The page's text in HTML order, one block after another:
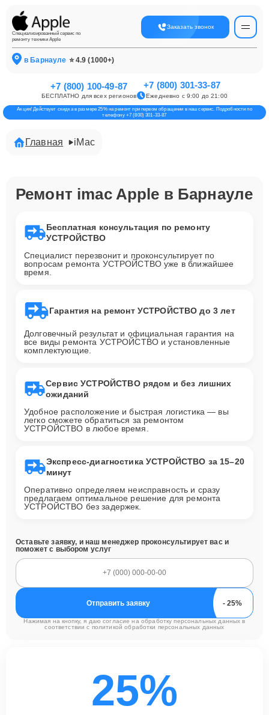
Специализированный сервис по
ремонту техники Apple
Заказать звонок
в Барнауле ⭐ 4.9 (1000+)
+7 (800) 100-49-87
БЕСПЛАТНО для всех регионов
+7 (800) 301-33-87
Ежедневно с 9:00 до 21:00
Акция! Действует скидка в размере 25% на ремонт при первом обращении в наш сервис. Подробности по
телефону +7 (800) 301-33-87
Главная iMac
Ремонт imac Apple в Барнауле
Бесплатная консультация по ремонту
УСТРОЙСТВО
Специалист перезвонит и проконсультирует по
вопросам ремонта УСТРОЙСТВО уже в ближайшее
время.
Гарантия на ремонт УСТРОЙСТВО до 3 лет
Долговечный результат и официальная гарантия на
все виды ремонта УСТРОЙСТВО и установленные
комплектующие.
Сервис УСТРОЙСТВО рядом и без лишних
ожиданий
Удобное расположение и быстрая логистика — вы
легко сможете обратиться за ремонтом
УСТРОЙСТВО в любое время.
Экспресс-диагностика УСТРОЙСТВО за 15–20
минут
Оперативно определяем неисправность и сразу
предлагаем оптимальное решение для ремонта
УСТРОЙСТВО без задержек.
Оставьте заявку, и наш менеджер проконсультирует вас и
поможет с выбором услуг
Отправить заявку
Нажимая на кнопку, я даю согласие на обработку персональных данных в
соответствии с политикой обработки персональных данных
25%